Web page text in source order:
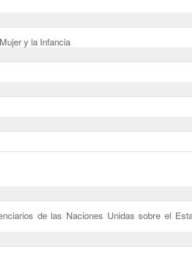
y la Infancia
de las Naciones Unidas sobre el